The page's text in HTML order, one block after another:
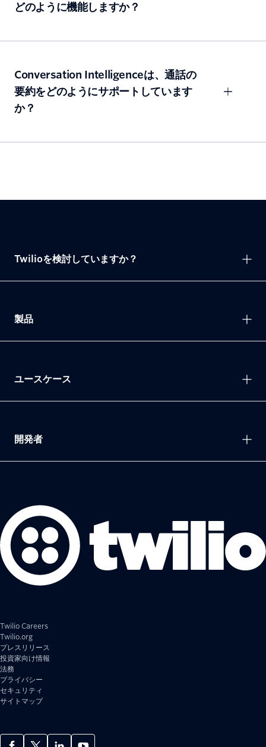
どのように機能しますか？
Conversation Intelligenceは、通話の
要約をどのようにサポートしています
か？
Twilio Careers
Twilio.org
プレスリリース
投資家向け情報
法務
プライバシー
セキュリティ
サイトマップ
Twilioを検討していますか？
製品
ユースケース
開発者